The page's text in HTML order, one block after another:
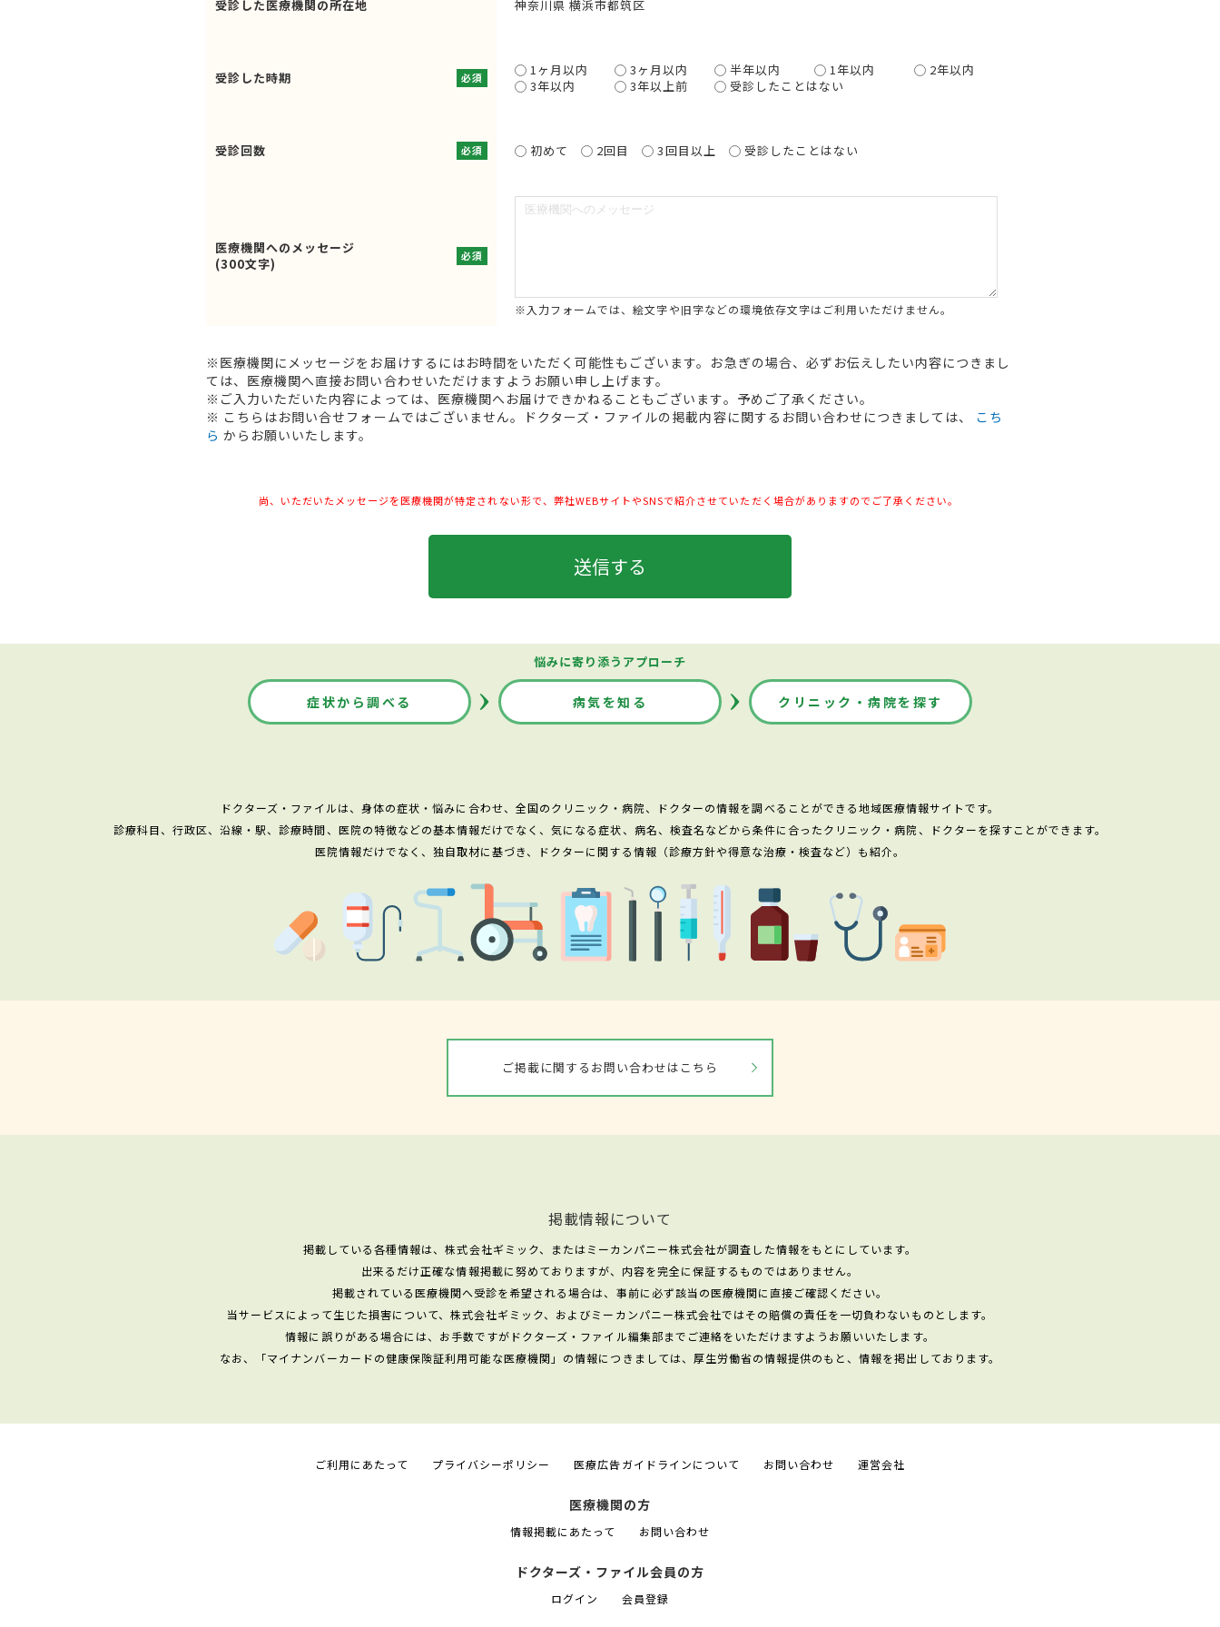
受診した医療機関の所在地 神奈川県 横浜市都筑区
受診した時期 必須 1ヶ月以内 3ヶ月以内 半年以内 1年以内
2年以内
3年以内
3年以上前 受診したことはない
受診回数 必須 初めて 2回目 3回目以上 受診したことはない
医療機関へのメッセージ
(300文字)
必須
※入力フォームでは、絵文字や旧字などの環境依存文字はご利用いただけません。
※医療機関にメッセージをお届けするにはお時間をいただく可能性もございます。お急ぎの場合、必ずお伝えしたい内容につきまし
ては、医療機関へ直接お問い合わせいただけますようお願い申し上げます。
※ご入力いただいた内容によっては、医療機関へお届けできかねることもございます。予めご了承ください。
※ こちらはお問い合せフォームではございません。ドクターズ・ファイルの掲載内容に関するお問い合わせにつきましては、 こち
ら からお願いいたします。
尚、いただいたメッセージを医療機関が特定されない形で、弊社WEBサイトやSNSで紹介させていただく場合がありますのでご了承ください。
悩みに寄り添うアプローチ
症状から調べる 病気を知る クリニック・病院を探す
ドクターズ・ファイルは、身体の症状・悩みに合わせ、全国のクリニック・病院、ドクターの情報を調べることができる地域医療情報サイトです。
診療科目、行政区、沿線・駅、診療時間、医院の特徴などの基本情報だけでなく、気になる症状、病名、検査名などから条件に合ったクリニック・病院、ドクターを探すことができます。
医院情報だけでなく、独自取材に基づき、ドクターに関する情報（診療方針や得意な治療・検査など）も紹介。
ご掲載に関するお問い合わせはこちら
掲載情報について
掲載している各種情報は、株式会社ギミック、またはミーカンパニー株式会社が調査した情報をもとにしています。
出来るだけ正確な情報掲載に努めておりますが、内容を完全に保証するものではありません。
掲載されている医療機関へ受診を希望される場合は、事前に必ず該当の医療機関に直接ご確認ください。
当サービスによって生じた損害について、株式会社ギミック、およびミーカンパニー株式会社ではその賠償の責任を一切負わないものとします。
情報に誤りがある場合には、お手数ですがドクターズ・ファイル編集部までご連絡をいただけますようお願いいたします。
なお、「マイナンバーカードの健康保険証利用可能な医療機関」の情報につきましては、厚生労働省の情報提供のもと、情報を掲出しております。
ご利用にあたって プライバシーポリシー 医療広告ガイドラインについて お問い合わせ 運営会社
医療機関の方
情報掲載にあたって お問い合わせ
ドクターズ・ファイル会員の方
ログイン 会員登録